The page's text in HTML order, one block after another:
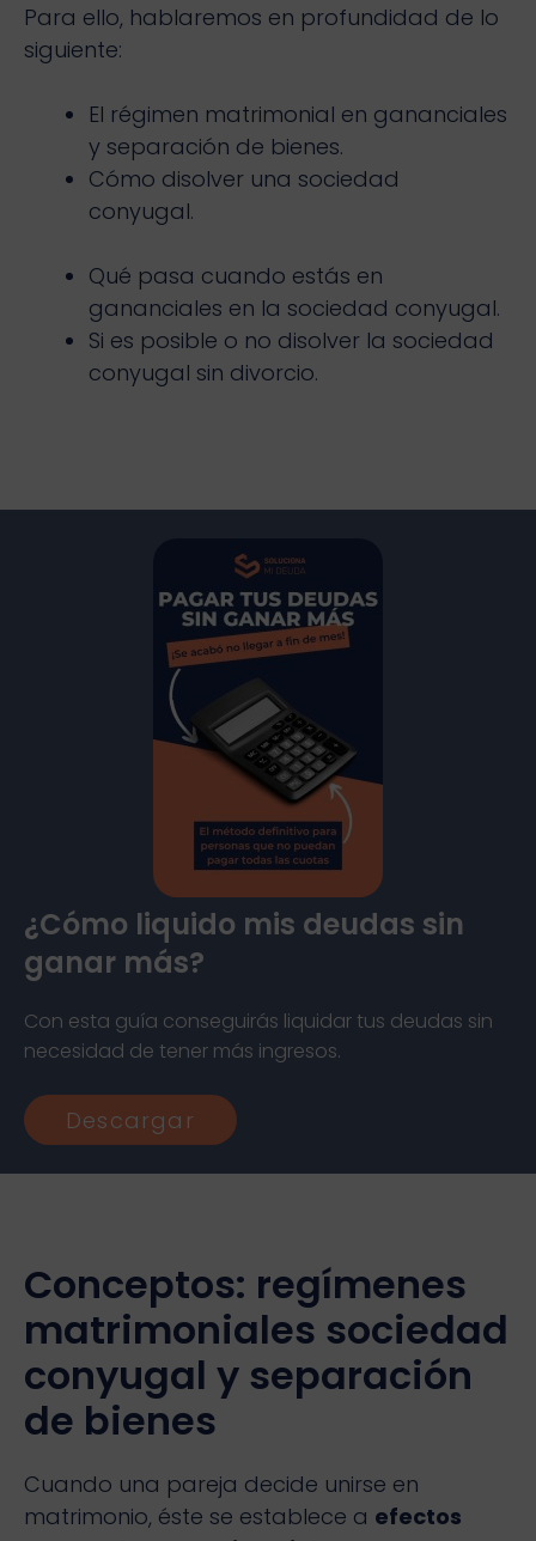
Para ello, hablaremos en profundidad de lo
siguiente:
El régimen matrimonial en gananciales
y separación de bienes.
Cómo disolver una sociedad
conyugal.
Qué pasa cuando estás en
gananciales en la sociedad conyugal.
Si es posible o no disolver la sociedad
conyugal sin divorcio.
¿Cómo liquido mis deudas sin
ganar más?​
Con esta guía conseguirás liquidar tus deudas sin
necesidad de tener más ingresos.
Descargar
Conceptos: regímenes
matrimoniales sociedad
conyugal y separación
de bienes
Cuando una pareja decide unirse en
matrimonio, éste se establece a efectos